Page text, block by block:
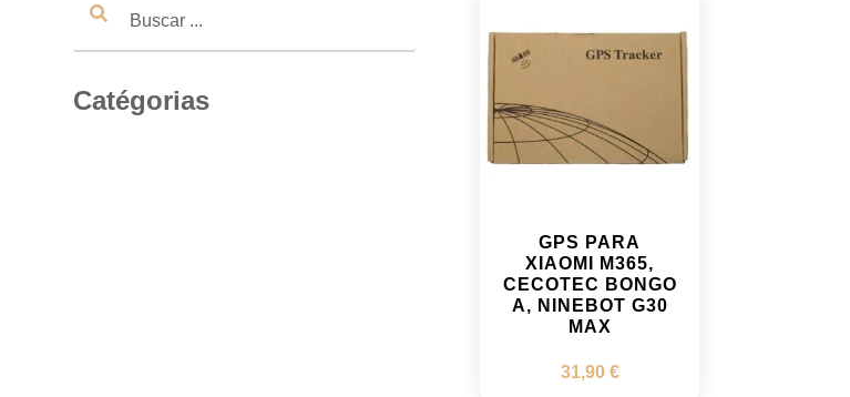
Catégorias
GPS PARA
XIAOMI M365,
CECOTEC BONGO
A, NINEBOT G30
MAX
31,90 €